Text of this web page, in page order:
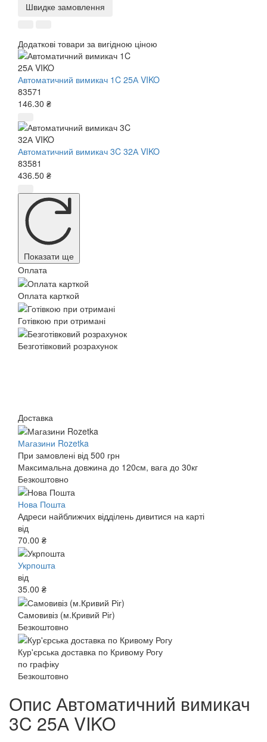
Швидке замовлення
Додаткові товари за вигідною ціною
Автоматичний вимикач 1C 25А VIKO
83571
146.30 ₴
Автоматичний вимикач 3C 32А VIKO
83581
436.50 ₴
Показати ще
Оплата
Оплата карткой
Готівкою при отримані
Безготівковий розрахунок
Доставка
Магазини Rozetka
При замовлені від 500 грн
Максимальна довжина до 120см, вага до 30кг
Безкоштовно
Нова Пошта
Адреси найближчих відділень дивитися на карті
від
70.00 ₴
Укрпошта
від
35.00 ₴
Самовивіз (м.Кривий Ріг)
Безкоштовно
Кур'єрська доставка по Кривому Рогу
по графіку
Безкоштовно
Опис Автоматичний вимикач
3C 25А VIKO